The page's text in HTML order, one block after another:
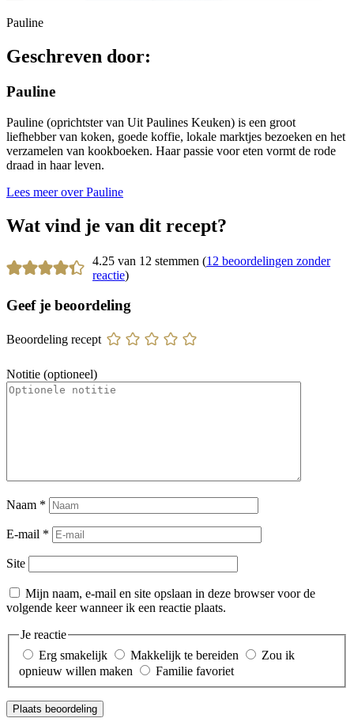
Pauline
Geschreven door:
Pauline
Pauline (oprichtster van Uit Paulines Keuken) is een groot
liefhebber van koken, goede koffie, lokale marktjes bezoeken en het
verzamelen van kookboeken. Haar passie voor eten vormt de rode
draad in haar leven.
Lees meer over Pauline
Wat vind je van dit recept?
4.25 van 12 stemmen (12 beoordelingen zonder
reactie)
Geef je beoordeling
Beoordeling recept
Notitie (optioneel)
Naam *
E-mail *
Site
Mijn naam, e-mail en site opslaan in deze browser voor de
volgende keer wanneer ik een reactie plaats.
Je reactie
Erg smakelijk
Makkelijk te bereiden
Zou ik
opnieuw willen maken
Familie favoriet
Plaats beoordeling